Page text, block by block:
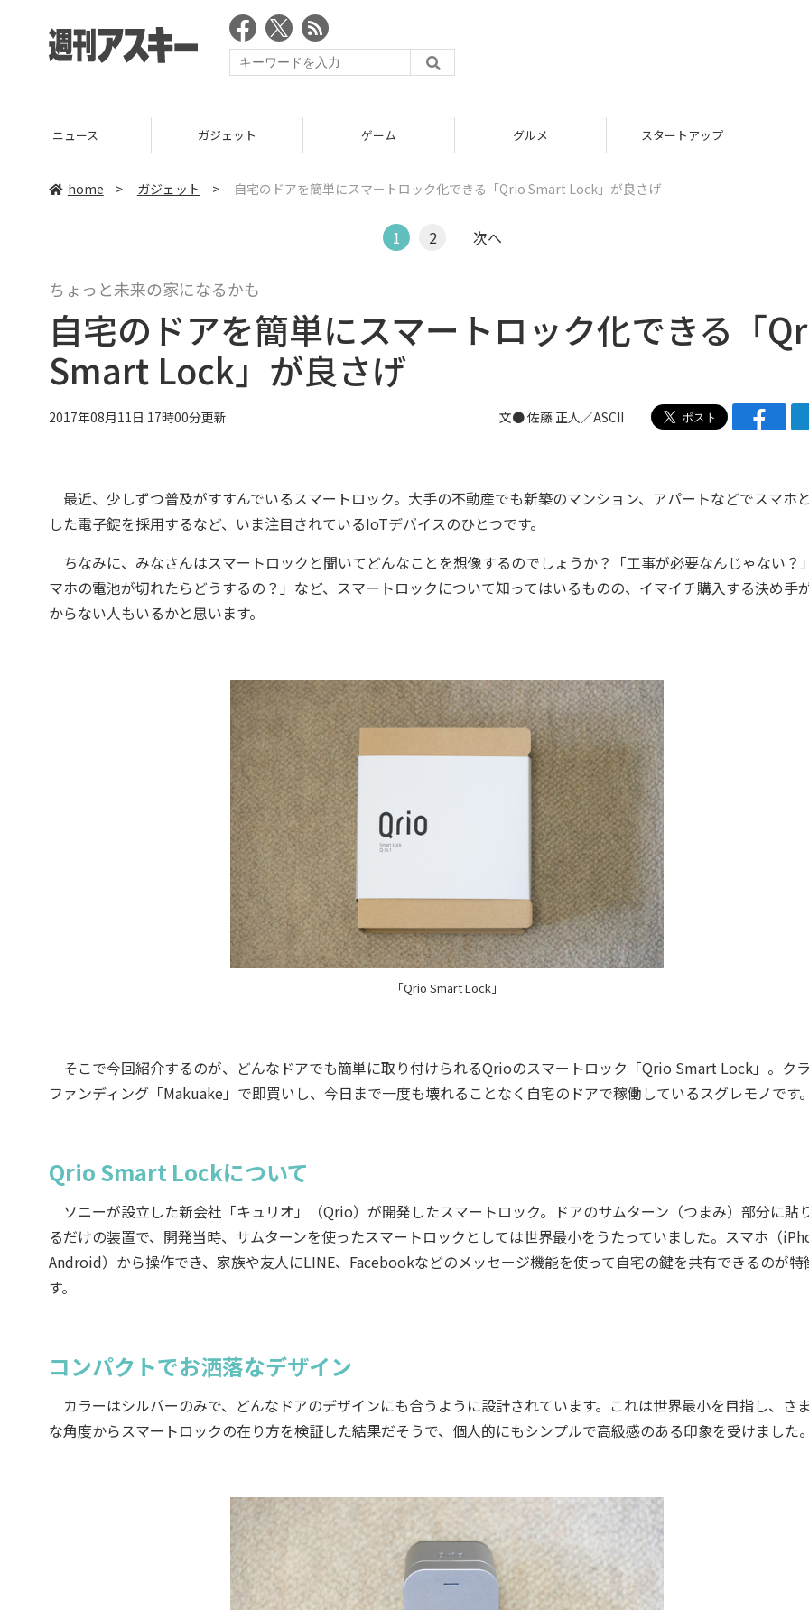
ニュース ガジェット ゲーム グルメ スタートアップ
home > ガジェット > 自宅のドアを簡単にスマートロック化できる「Qrio Smart Lock」が良さげ
1 2 次へ
ちょっと未来の家になるかも
自宅のドアを簡単にスマートロック化できる「
Smart Lock」が良さげ
2017年08月11日 17時00分更新 文●佐藤 正人 ／ASCII
最近、少しずつ普及がすすんでいるスマートロック。大手の不動産でも新築のマンション、アパートなどでスマホ
した電子錠を採用するなど、いま注目されているIoTデバイスのひとつです。
ちなみに、みなさんはスマートロックと聞いてどんなことを想像するのでしょうか？「工事が必要なんじゃない？
マホの電池が切れたらどうするの？」など、スマートロックについて知ってはいるものの、イマイチ購入する決め手
からない人もいるかと思います。
「Qrio Smart Lock」
そこで今回紹介するのが、どんなドアでも簡単に取り付けられるQrioのスマートロック「Qrio Smart Lock」。ク
ファンディング「Makuake」で即買いし、今日まで一度も壊れることなく自宅のドアで稼働しているスグレモノです
Qrio Smart Lockについて
ソニーが設立した新会社「キュリオ」（Qrio）が開発したスマートロック。ドアのサムターン（つまみ）部分に貼
るだけの装置で、開発当時、サムターンを使ったスマートロックとしては世界最小をうたっていました。スマホ（
Android）から操作でき、家族や友人にLINE、Facebookなどのメッセージ機能を使って自宅の鍵を共有できるのが特
す。
コンパクトでお洒落なデザイン
カラーはシルバーのみで、どんなドアのデザインにも合うように設計されています。これは世界最小を目指し、さ
な角度からスマートロックの在り方を検証した結果だそうで、個人的にもシンプルで高級感のある印象を受けました